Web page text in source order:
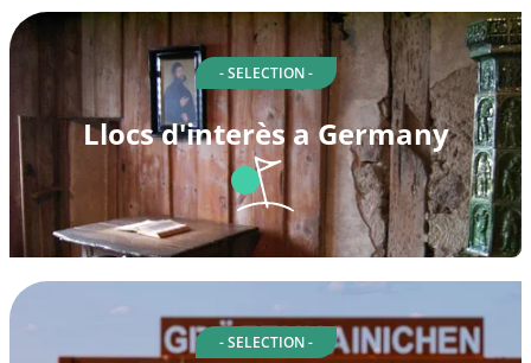
- SELECTION -
Llocs d'interès a Germany
- SELECTION -